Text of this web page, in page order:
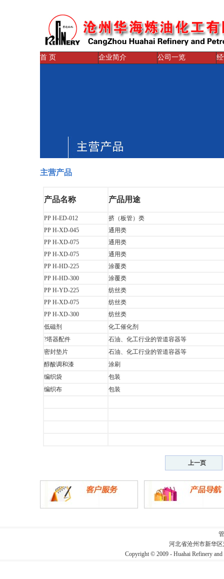
首 页 企业简介 公司一览
主营产品
产品名称 产品用途
PP H-ED-012
挤（板管）类
PP H-XD-045
通用类
PP H-XD-075
通用类
PP H-XD-075
通用类
PP H-HD-225
涂覆类
PP H-HD-300
涂覆类
PP H-YD-225
纺丝类
PP H-XD-075
纺丝类
PP H-XD-300
纺丝类
低磁剂
化工催化剂
?塔器配件
石油、化工行业的管道容器等
密封垫片
石油、化工行业的管道容器等
醇酸调和漆
涂刷
编织袋
包装
编织布
包装
上一页
河北省沧州市新华
Copyright © 2009 - Huahai Refinery